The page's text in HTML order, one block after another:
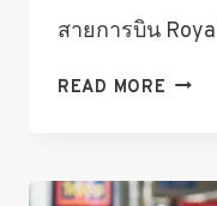
สายการบิน
READ MORE รีวิว